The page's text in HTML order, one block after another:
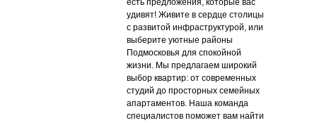
есть предложения, которые вас
удивят! Живите в сердце столицы
с развитой инфраструктурой, или
выберите уютные районы
Подмосковья для спокойной
жизни. Мы предлагаем широкий
выбор квартир: от современных
студий до просторных семейных
апартаментов. Наша команда
специалистов поможет вам найти